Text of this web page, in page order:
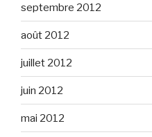
septembre 2012
août 2012
juillet 2012
juin 2012
mai 2012